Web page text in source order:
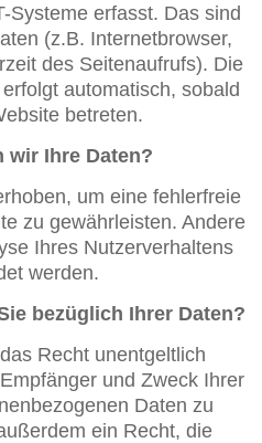
Systeme erfasst. Das sind
(z.B. Internetbrowser,
des Seitenaufrufs). Die
automatisch, sobald
betreten.
wir Ihre Daten?
um eine fehlerfreie
zu gewährleisten. Andere
Ihres Nutzerverhaltens
werden.
bezüglich Ihrer Daten?
Recht unentgeltlich
und Zweck Ihrer
Daten zu
ein Recht, die